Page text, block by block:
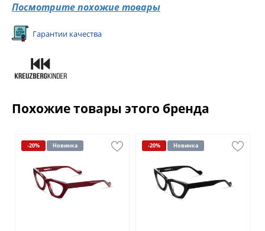
Посмотрите похожие товары
Гарантии качества
Похожие товары этого бренда
-20% Новинка -20% Новинка